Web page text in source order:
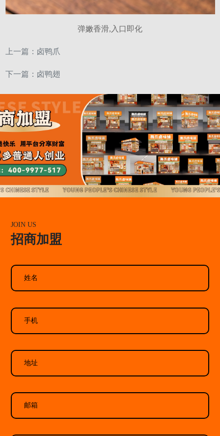
弹嫩香滑,入口即化
上一篇： 卤鸭爪
下一篇： 卤鸭翅
JOIN US
招商加盟